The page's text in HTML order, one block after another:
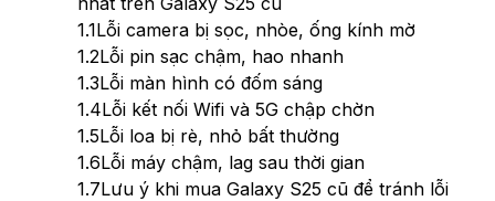
1.1Lỗi camera bị sọc, nhòe, ống kính mờ
1.2Lỗi pin sạc chậm, hao nhanh
1.3Lỗi màn hình có đốm sáng
1.4Lỗi kết nối Wifi và 5G chập chờn
1.5Lỗi loa bị rè, nhỏ bất thường
1.6Lỗi máy chậm, lag sau thời gian
1.7Lưu ý khi mua Galaxy S25 cũ để tránh lỗi